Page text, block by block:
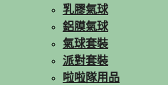
乳膠氣球
鋁膜氣球
氣球套裝
派對套裝
啦啦隊用品